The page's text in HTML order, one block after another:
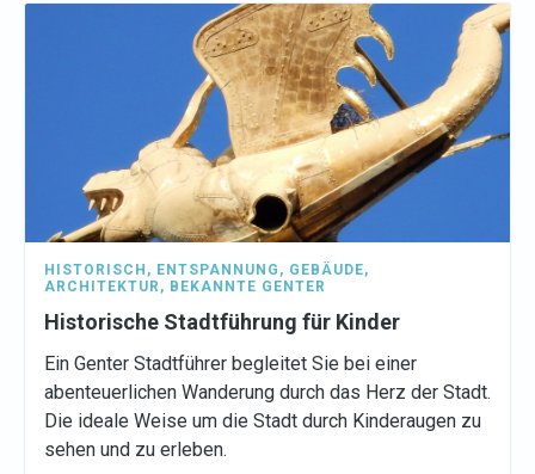
HISTORISCH , ENTSPANNUNG , GEBÄUDE,
ARCHITEKTUR , BEKANNTE GENTER
Historische Stadtführung für Kinder
Ein Genter Stadtführer begleitet Sie bei einer
abenteuerlichen Wanderung durch das Herz der Stadt.
Die ideale Weise um die Stadt durch Kinderaugen zu
sehen und zu erleben.